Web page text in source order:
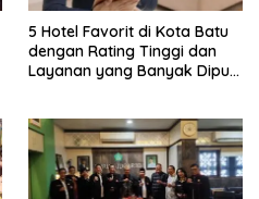
5 Hotel Favorit di Kota Batu
dengan Rating Tinggi dan
Layanan yang Banyak Dipuji